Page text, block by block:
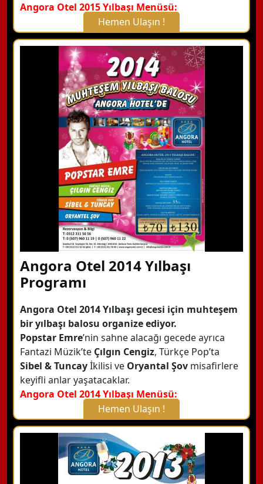
Angora Otel 2015 Yılbaşı Menüsü:
Hemen Ulaşın !
X Kapat
WhatsApp ile Bilgi Alın
Hemen Arayın
Detaylı Bilgi Alın
Angora Otel 2014 Yılbaşı
Programı
Angora Otel 2014 Yılbaşı gecesi için muhteşem
bir yılbaşı balosu organize ediyor.
Popstar Emre’nin sahne alacağı gecede ayrıca
Fantazi Müzik’te Çılgın Cengiz, Türkçe Pop’ta
Sibel & Tuncayİkilisi ve Oryantal Şov misafirlere
keyifli anlar yaşatacaklar.
Angora Otel 2014 Yılbaşı Menüsü:
Hemen Ulaşın !
X Kapat
WhatsApp ile Bilgi Alın